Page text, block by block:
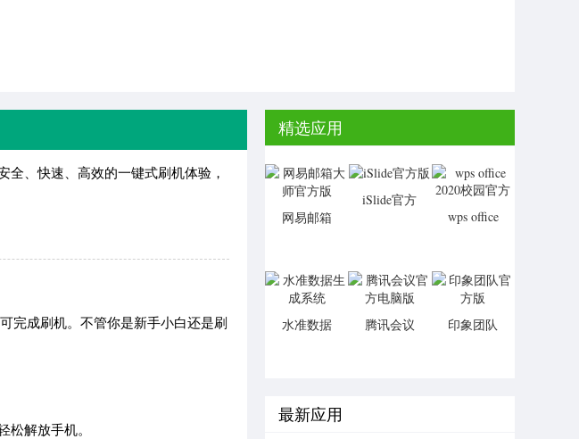
全、快速、高效的一键式刷机体验，
完成刷机。不管你是新手小白还是刷
松解放手机。
精选应用
网易邮箱
iSlide官方
wps office
水准数据
腾讯会议
印象团队
最新应用